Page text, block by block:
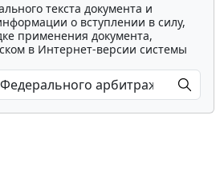
текста документа и
о вступлении в силу,
применения документа,
в Интернет-версии системы